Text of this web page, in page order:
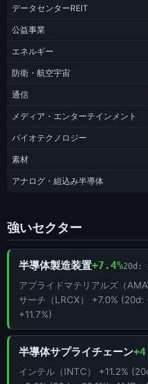
データセンターREIT
公益事業
エネルギー
防衛・航空宇宙
通信
メディア・エンターテインメント
バイオテクノロジー
素材
アナログ・組込み半導体
強いセクター
半導体製造装置+7.4%20d:
アプライドマテリアルズ（
サーチ（LRCX） +7.0%
+11.7%)
半導体サプライチェーン
インテル（INTC） +11.2%